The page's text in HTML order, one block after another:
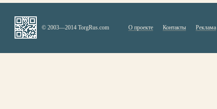
© 2003—2014 TorgRus.com О проекте Контакты Реклама